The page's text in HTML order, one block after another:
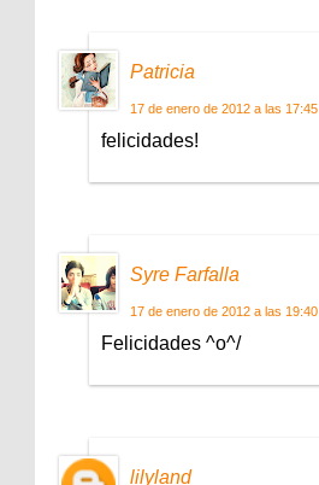
Patricia
17 de enero de 2012 a las 17:45
felicidades!
Syre Farfalla
17 de enero de 2012 a las 19:40
Felicidades ^o^/
lilyland